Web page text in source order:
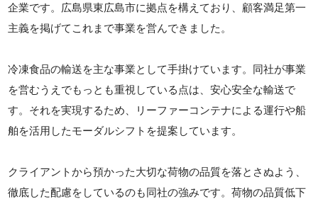
企業です。広島県東広島市に拠点を構えており、顧客満足第一
主義を掲げてこれまで事業を営んできました。
冷凍食品の輸送を主な事業として手掛けています。同社が事業
を営むうえでもっとも重視している点は、安心安全な輸送で
す。それを実現するため、リーファーコンテナによる運行や船
舶を活用したモーダルシフトを提案しています。
クライアントから預かった大切な荷物の品質を落とさぬよう、
徹底した配慮をしているのも同社の強みです。荷物の品質低下